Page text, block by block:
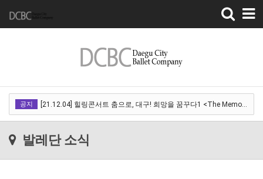
Toggle
navigation
공지 [21.12.04] 힐링콘서트 춤으로, 대구! 희망을 꿈꾸다1 <The Memory of …
[21.11.13] 호두까기인형 아양아트센터
발레단 소식